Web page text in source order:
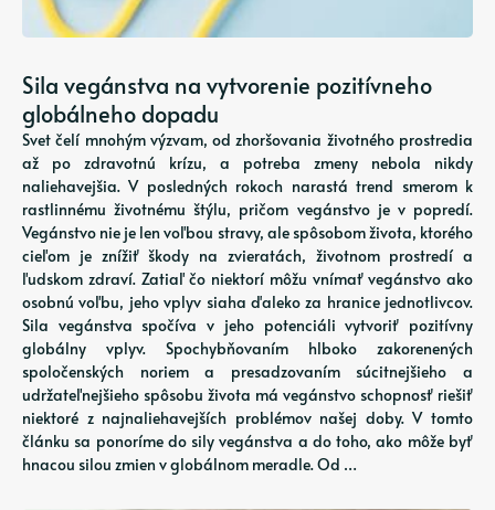
Sila vegánstva na vytvorenie pozitívneho
globálneho dopadu
Svet čelí mnohým výzvam, od zhoršovania životného prostredia
až po zdravotnú krízu, a potreba zmeny nebola nikdy
naliehavejšia. V posledných rokoch narastá trend smerom k
rastlinnému životnému štýlu, pričom vegánstvo je v popredí.
Vegánstvo nie je len voľbou stravy, ale spôsobom života, ktorého
cieľom je znížiť škody na zvieratách, životnom prostredí a
ľudskom zdraví. Zatiaľ čo niektorí môžu vnímať vegánstvo ako
osobnú voľbu, jeho vplyv siaha ďaleko za hranice jednotlivcov.
Sila vegánstva spočíva v jeho potenciáli vytvoriť pozitívny
globálny vplyv. Spochybňovaním hlboko zakorenených
spoločenských noriem a presadzovaním súcitnejšieho a
udržateľnejšieho spôsobu života má vegánstvo schopnosť riešiť
niektoré z najnaliehavejších problémov našej doby. V tomto
článku sa ponoríme do sily vegánstva a do toho, ako môže byť
hnacou silou zmien v globálnom meradle. Od …